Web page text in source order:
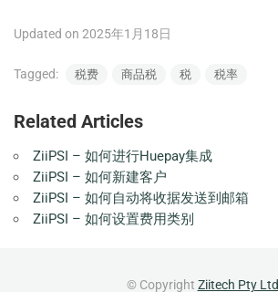
Updated on 2025年1月18日
Tagged: 税费 商品税 税 税率
Related Articles
ZiiPSI – 如何进行Huepay集成
ZiiPSI – 如何新建客户
ZiiPSI – 如何自动将收据发送到邮箱
ZiiPSI – 如何设置费用类别
© Copyright Ziitech Pty Ltd